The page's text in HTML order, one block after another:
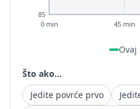
85
0 min 45 min
Ovaj
Što ako...
Jedite povrće prvo